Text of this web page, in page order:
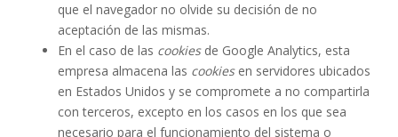
que el navegador no olvide su decisión de no
aceptación de las mismas.
En el caso de las cookiesde Google Analytics, esta
empresa almacena las cookiesen servidores ubicados
en Estados Unidos y se compromete a no compartirla
con terceros, excepto en los casos en los que sea
necesario para el funcionamiento del sistema o